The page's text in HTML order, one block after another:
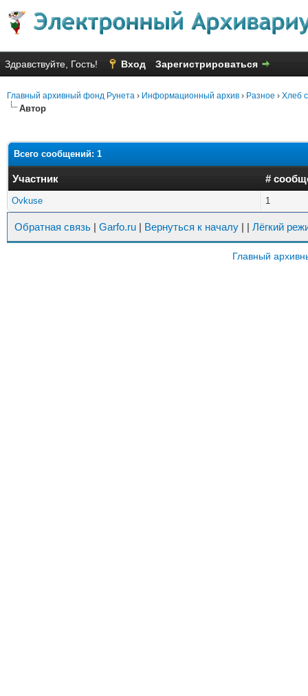
Здравствуйте, Гость! Вход Зарегистрироваться
Главный архивный фонд Рунета › Информационный архив › Разное › Хлеб
Автор
Всего сообщений: 1
Участник #
Ovkuse 1
Обратная связь | Garfo.ru | Вернуться к началу | | Лёгкий
Главный